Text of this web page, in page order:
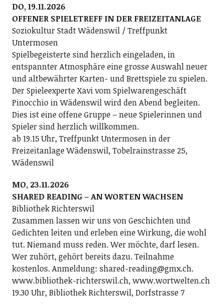
DO, 19.11.2026
OFFENER SPIELETREFF IN DER FREIZEITANLAGE
Soziokultur Stadt Wädenswil / Treffpunkt
Untermosen
Spielbegeisterte sind herzlich eingeladen, in
entspannter Atmosphäre eine grosse Auswahl neuer
und altbewährter Karten- und Brettspiele zu spielen.
Der Spieleexperte Xavi vom Spielwarengeschäft
Pinocchio in Wädenswil wird den Abend begleiten.
Dies ist eine offene Gruppe – neue Spielerinnen und
Spieler sind herzlich willkommen.
ab 19.15 Uhr, Treffpunkt Untermosen in der
Freizeitanlage Wädenswil, Tobelrainstrasse 25,
Wädenswil
MO, 23.11.2026
SHARED READING – AN WORTEN WACHSEN
Bibliothek Richterswil
Zusammen lassen wir uns von Geschichten und
Gedichten leiten und erleben eine Wirkung, die wohl
tut. Niemand muss reden. Wer möchte, darf lesen.
Wer zuhört, gehört bereits dazu. Teilnahme
kostenlos. Anmeldung: shared-reading@gmx.ch.
www.bibliothek-richterswil.ch, www.wortwelten.ch
19.30 Uhr, Bibliothek Richterswil, Dorfstrasse 7